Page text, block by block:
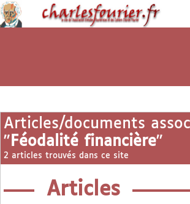
Articles/documents
" Féodalité financière"
2 articles trouvés dans ce site
Articles